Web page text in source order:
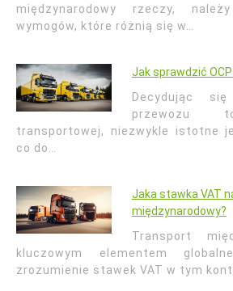
międzynarodowy rzeczy,
wymogów, które różnią się w…
Jak sprawdzić
Decydując
przewozu
transportowej, niezwykle istotne
co do…
Jaka stawka VAT
międzynarodowy?
Transport
kluczowym elementem
zrozumienie stawek VAT w tym